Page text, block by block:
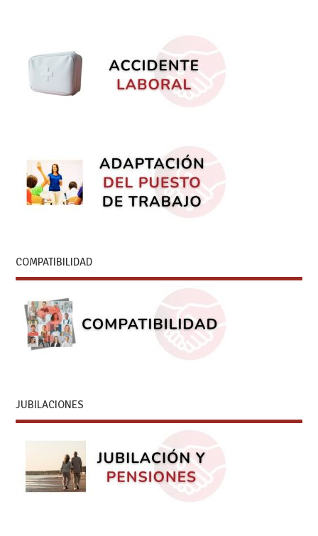
COMPATIBILIDAD
JUBILACIONES